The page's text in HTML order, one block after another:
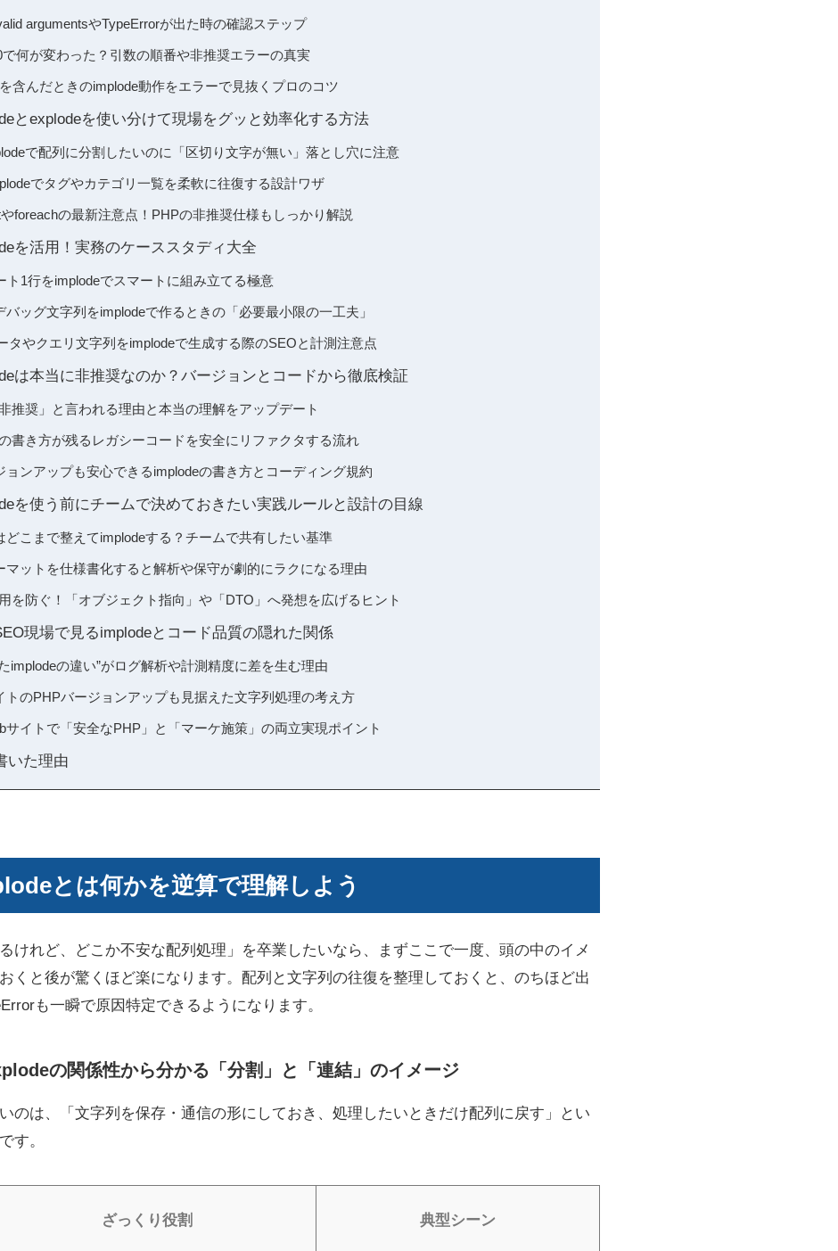
argumentsやTypeErrorが出た時の確認ステップ
で何が変わった？引数の順番や非推奨エラーの真実
含んだときのimplode動作をエラーで見抜くプロのコツ
とexplodeを使い分けて現場をグッと効率化する方法
で配列に分割したいのに「区切り文字が無い」落とし穴に注意
でタグやカテゴリ一覧を柔軟に往復する設計ワザ
foreachの最新注意点！PHPの非推奨仕様もしっかり解説
を活用！実務のケーススタディ大全
ト1行をimplodeでスマートに組み立てる極意
バッグ文字列をimplodeで作るときの「必要最小限の一工夫」
タやクエリ文字列をimplodeで生成する際のSEOと計測注意点
は本当に非推奨なのか？バージョンとコードから徹底検証
非推奨」と言われる理由と本当の理解をアップデート
書き方が残るレガシーコードを安全にリファクタする流れ
ョンアップも安心できるimplodeの書き方とコーディング規約
を使う前にチームで決めておきたい実践ルールと設計の目線
どこまで整えてimplodeする？チームで共有したい基準
マットを仕様書化すると解析や保守が劇的にラクになる理由
を防ぐ！「オブジェクト指向」や「DTO」へ発想を広げるヒント
現場で見るimplodeとコード品質の隠れた関係
implodeの違い”がログ解析や計測精度に差を生む理由
トのPHPバージョンアップも見据えた文字列処理の考え方
サイトで「安全なPHP」と「マーケ施策」の両立実現ポイント
いた理由
とは何かを逆算で理解しよう
るけれど、どこか不安な配列処理」を卒業したいなら、まずここで一度、頭の中のイメ
くと後が驚くほど楽になります。配列と文字列の往復を整理しておくと、のちほど出
も一瞬で原因特定できるようになります。
の関係性から分かる「分割」と「連結」のイメージ
のは、「文字列を保存・通信の形にしておき、処理したいときだけ配列に戻す」とい
す。
ざっくり役割 典型シーン